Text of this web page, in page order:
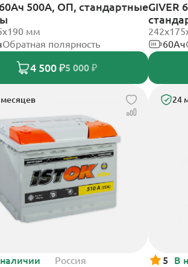
500А, ОП, стандартные
мм
Обратная полярность
4 500 ₽5 000 ₽
GIVER
60Ач
месяцев
Россия
24
5 В